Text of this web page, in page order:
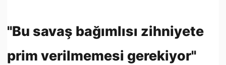
"Bu savaş bağımlısı zihniyete
prim verilmemesi gerekiyor"